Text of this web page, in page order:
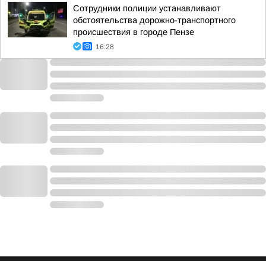
Сотрудники полиции устанавливают
обстоятельства дорожно-транспортного
происшествия в городе Пензе
16:28